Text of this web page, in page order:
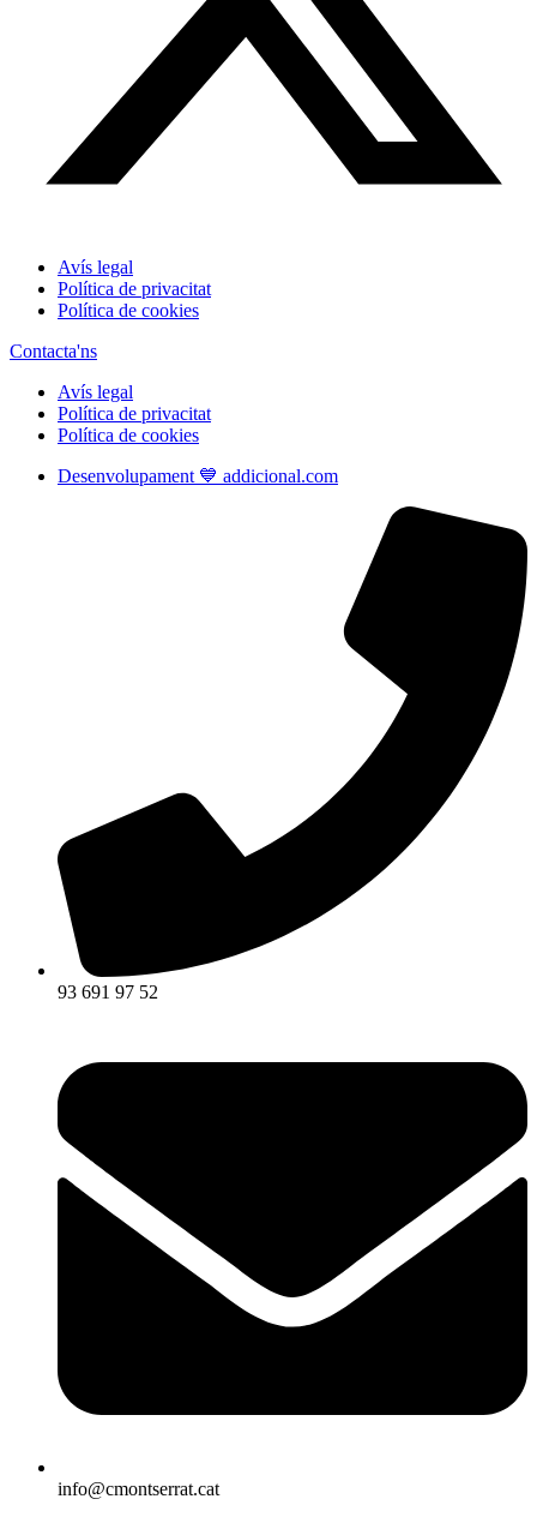
Avís legal
Política de privacitat
Política de cookies
Contacta'ns
Avís legal
Política de privacitat
Política de cookies
Desenvolupament 💙 addicional.com
93 691 97 52
info@cmontserrat.cat